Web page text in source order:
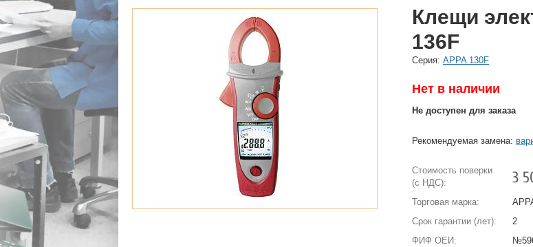
Клещи
136F
Cерия: APPA 130F
Нет в наличии
Не доступен для заказа
Рекомендуемая замена:
Стоимость поверки
(с НДС):
3
Торговая марка:
Срок гарантии (лет):
2
ФИФ ОЕИ: